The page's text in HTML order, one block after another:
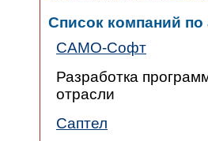
Список компаний
САМО-Софт
Разработка
отрасли
Саптел